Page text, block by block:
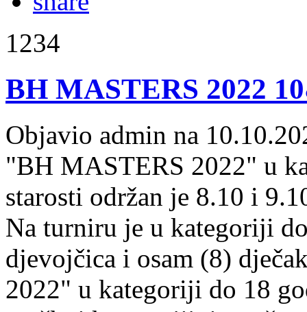
1234
BH MASTERS 2022
Objavio admin na
"BH MASTERS 2022" u
starosti održan je 8.10 i
Na turniru je u kategoriji
djevojčica i osam (8)
2022" u kategoriji do 18